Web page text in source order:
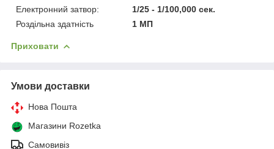
Електронний затвор:
1/25 - 1/100,000 сек.
Роздільна здатність
1 МП
Приховати
Умови доставки
Нова Пошта
Магазини Rozetka
Самовивіз